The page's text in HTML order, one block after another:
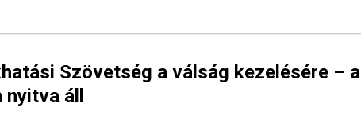
Szövetség a válság kezelésére – a
nyitva áll